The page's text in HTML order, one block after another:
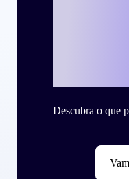
Descubra o que